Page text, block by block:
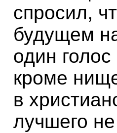
спросил,
будущем
один
кроме
в
лучшего